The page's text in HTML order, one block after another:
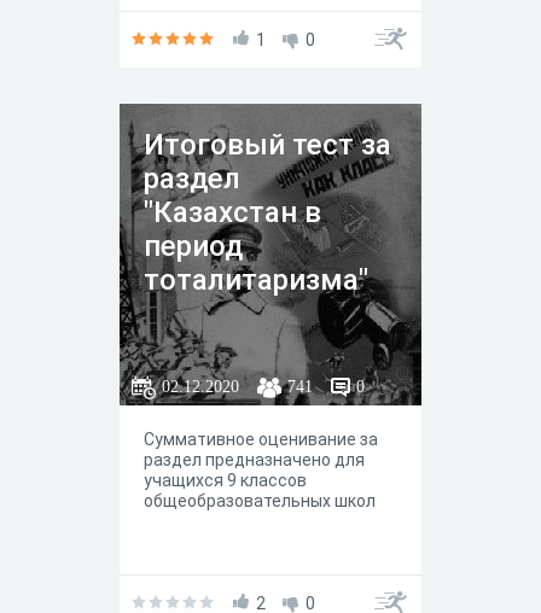
1 0
Итоговый тест за
раздел
"Казахстан в
период
тоталитаризма"
02.12.2020 741 0
Суммативное оценивание за
раздел предназначено для
учащихся 9 классов
общеобразовательных школ
2 0